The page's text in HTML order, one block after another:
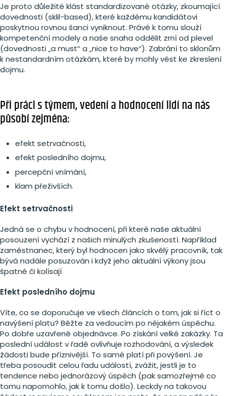
Je proto důležité klást standardizované otázky, zkoumající
dovednosti (sklil-based), které každému kandidátovi
poskytnou rovnou šanci vyniknout. Právě k tomu slouží
kompetenční modely a naše snaha oddělit zrní od plevel
(dovednosti „a must“ a „nice to have“). Zabrání to sklonům
k nestandardním otázkám, které by mohly vést ke zkreslení
dojmu.
Při práci s týmem, vedení a hodnocení lidí na nás
působí zejména:
efekt setrvačnosti,
efekt posledního dojmu,
percepční vnímání,
klam přeživších.
Efekt setrvačnosti
Jedná se o chybu v hodnocení, při které naše aktuální
posouzení vychází z našich minulých zkušeností. Například
zaměstnanec, který byl hodnocen jako skvělý pracovník, tak
bývá nadále posuzován i když jeho aktuální výkony jsou
špatné či kolísají
Efekt posledního dojmu
Víte, co se doporučuje ve všech článcích o tom, jak si říct o
navýšení platu? Běžte za vedoucím po nějakém úspěchu.
Po dobře uzavřené objednávce. Po získání velké zakázky. Ta
poslední událost v řadě ovlivňuje rozhodování, a výsledek
žádosti bude příznivější. To samé platí při povýšení. Je
třeba posoudit celou řadu událostí, zvážit, jestli je to
tendence nebo jednorázový úspěch (pak samozřejmě co
tomu napomohlo, jak k tomu došlo). Leckdy na takovou